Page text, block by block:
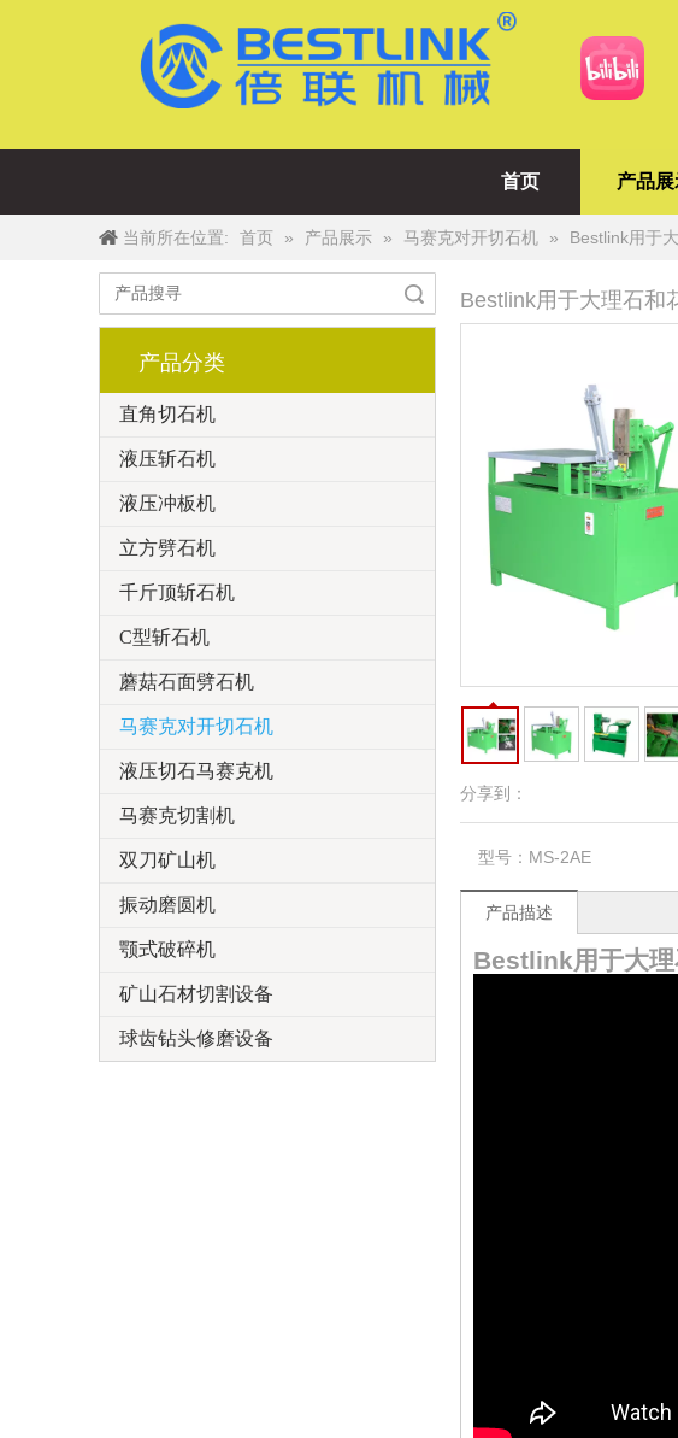
首页 产品
当前所在位置: 首页 » 产品展示 » 马赛克对开切石机 » Bestlink用于
产品分类
直角切石机
液压斩石机
液压冲板机
立方劈石机
千斤顶斩石机
C型斩石机
蘑菇石面劈石机
马赛克对开切石机
液压切石马赛克机
马赛克切割机
双刀矿山机
振动磨圆机
颚式破碎机
矿山石材切割设备
球齿钻头修磨设备
Bestlink用于大理石和
分享到：
型号： MS-2AE
产品描述
Bestlink用于大理